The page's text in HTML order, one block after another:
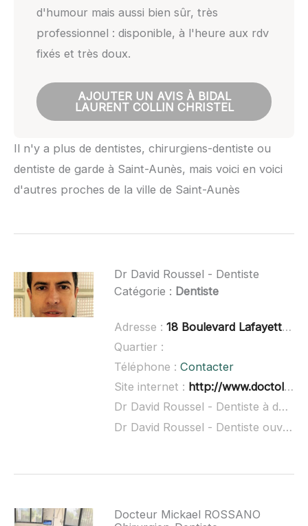
d'humour mais aussi bien sûr, très
professionnel : disponible, à l'heure aux rdv
fixés et très doux.
AJOUTER UN AVIS À BIDAL
LAURENT COLLIN CHRISTEL
Il n'y a plus de dentistes, chirurgiens-dentiste ou
dentiste de garde à Saint-Aunès, mais voici en voici
d'autres proches de la ville de Saint-Aunès
Dr David Roussel - Dentiste
Catégorie : Dentiste
Adresse : 18 Boulevard Lafayette, 34400 Lunel
Quartier :
Téléphone : Contacter
Site internet : http://www.doctolib.fr/dentiste/lunel/david-roussel
Dr David Roussel - Dentiste à domicile :
Dr David Roussel - Dentiste ouvert dimanche :
Docteur Mickael ROSSANO